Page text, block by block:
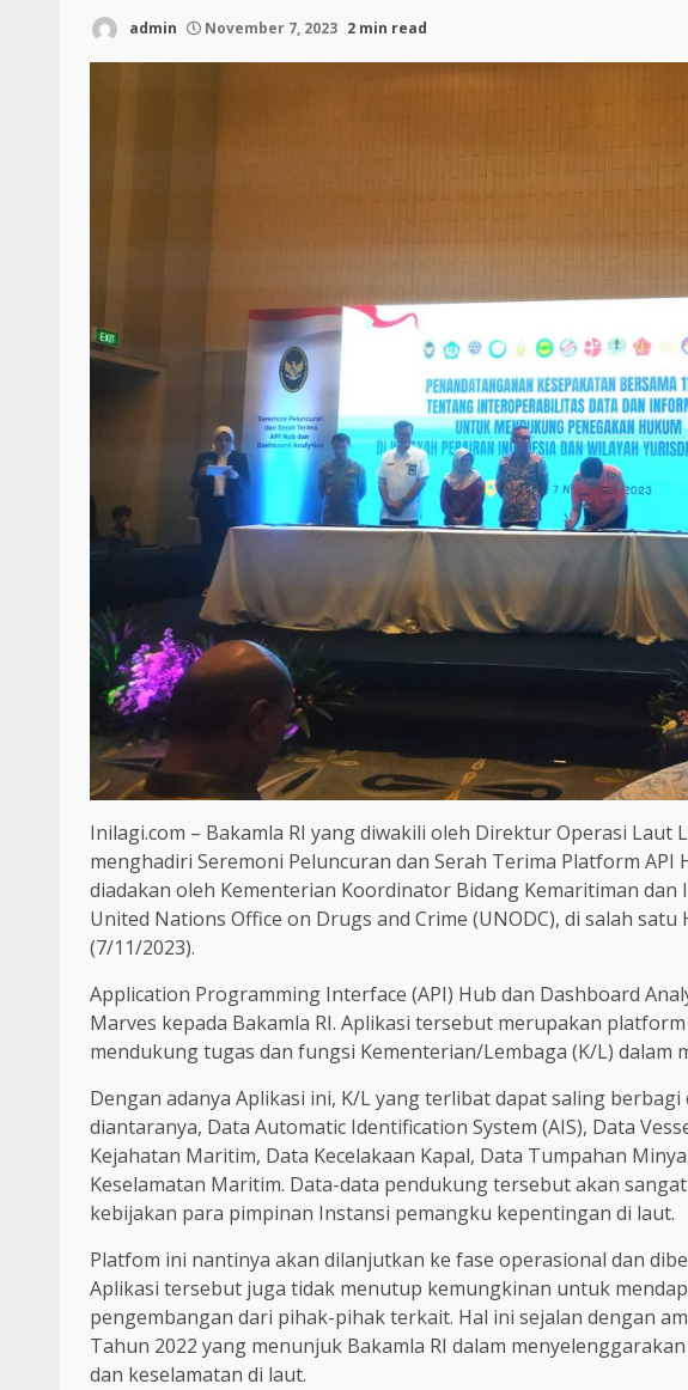
admin November 7, 2023 2 min read
Inilagi.com – Bakamla RI yang diwakili oleh Direktur Operasi Laut
menghadiri Seremoni Peluncuran dan Serah Terima Platform API
diadakan oleh Kementerian Koordinator Bidang Kemaritiman dan
United Nations Office on Drugs and Crime (UNODC), di salah satu
(7/11/2023).
Application Programming Interface (API) Hub dan Dashboard
Marves kepada Bakamla RI. Aplikasi tersebut merupakan
mendukung tugas dan fungsi Kementerian/Lembaga (K/L) dalam
Dengan adanya Aplikasi ini, K/L yang terlibat dapat saling
diantaranya, Data Automatic Identification System (AIS), Data
Kejahatan Maritim, Data Kecelakaan Kapal, Data Tumpahan
Keselamatan Maritim. Data-data pendukung tersebut akan
kebijakan para pimpinan Instansi pemangku kepentingan di laut.
Platfom ini nantinya akan dilanjutkan ke fase operasional dan
Aplikasi tersebut juga tidak menutup kemungkinan untuk
pengembangan dari pihak-pihak terkait. Hal ini sejalan dengan
Tahun 2022 yang menunjuk Bakamla RI dalam
dan keselamatan di laut.